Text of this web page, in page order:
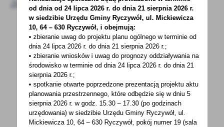
12 - 04 - 2022
Urząd czynny krócej
UWAGA!!! Informujemy, że dnia 15 kwietnia
2022 roku (piątek) Urząd Gminy w Ryczywole
będzie...
od dnia od 24 lipca 2026 r. do dnia 21 sierpnia 2026 r.
w siedzibie Urzędu Gminy Ryczywół, ul. Mickiewicza
10, 64 – 630 Ryczywół, i obejmują:
• zbieranie uwag do projektu planu ogólnego w terminie od
dnia 24 lipca 2026 r. do dnia 21 sierpnia 2026 r.;
• zbieranie wniosków i uwag do prognozy oddziaływania na
środowisko w terminie od dnia 24 lipca 2026 r. do dnia 21
sierpnia 2026 r.;
• spotkanie otwarte poprzedzone prezentacją projektu aktu
planowania przestrzennego, które odbędzie się w dniu 5
sierpnia 2026 r.w godz. 15.30 – 17.30 (po godzinach
urzędowania) w siedzibie Urzędu Gminy Ryczywół, ul.
Mickiewicza 10, 64 – 630 Ryczywół, pokójnumer 19 (sala